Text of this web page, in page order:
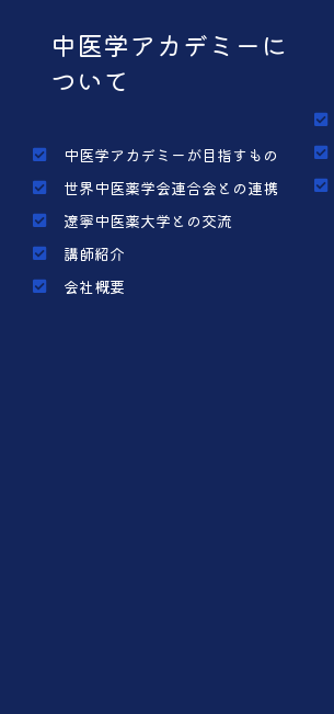
中医学アカデミーに
ついて
中医学アカデミーが目指すもの
世界中医薬学会連合会との連携
遼寧中医薬大学との交流
講師紹介
会社概要